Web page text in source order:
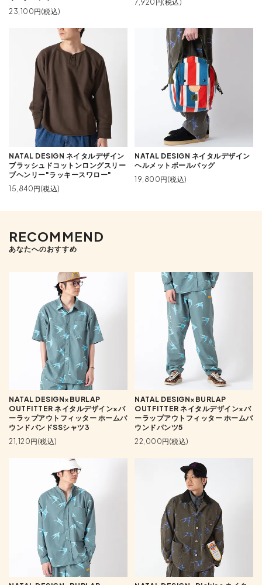
23,100円(税込)
7,920円(税込)
NATAL DESIGN ネイタルデザイン
ブラッシュドコットンロングスリー
ブヘンリー"ラッキースワロー"
15,840円(税込)
NATAL DESIGN ネイタルデザイン
ヘルメットボールバッグ
19,800円(税込)
RECOMMEND
あなたへのおすすめ
NATAL DESIGN×BURLAP
OUTFITTER ネイタルデザイン×バ
ーラップアウトフィッター ホームバ
ウンドバンドSSシャツ3
21,120円(税込)
NATAL DESIGN×BURLAP
OUTFITTER ネイタルデザイン×バ
ーラップアウトフィッター ホームバ
ウンドパンツ5
22,000円(税込)